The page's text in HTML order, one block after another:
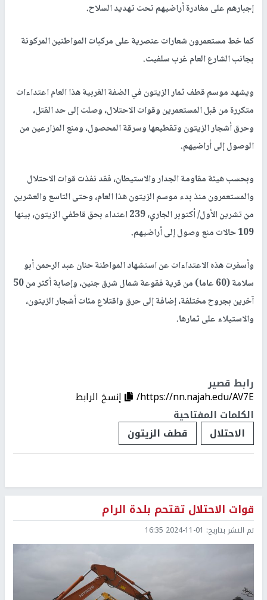
إجبارهم على مغادرة أراضيهم تحت تهديد السلاح.
كما خط مستعمرون شعارات عنصرية على مركبات المواطنين المركونة
بجانب الشارع العام غرب سلفيت.
ويشهد موسم قطف ثمار الزيتون في الضفة الغربية هذا العام اعتداءات
متكررة من قبل المستعمرين وقوات الاحتلال، وصلت إلى حد القتل،
وحرق أشجار الزيتون وتقطيعها وسرقة المحصول، ومنع المزارعين من
الوصول إلى أراضيهم.
وبحسب هيئة مقاومة الجدار والاستيطان، فقد نفذت قوات الاحتلال
والمستعمرون منذ بدء موسم الزيتون هذا العام، وحتى التاسع والعشرين
من تشرين الأول/ أكتوبر الجاري، 239 اعتداء بحق قاطفي الزيتون، بينها
109 حالات منع وصول إلى أراضيهم.
وأسفرت هذه الاعتداءات عن استشهاد المواطنة حنان عبد الرحمن أبو
سلامة (60 عاما) من قرية فقوعة شمال شرق جنين، وإصابة أكثر من 50
آخرين بجروح مختلفة، إضافة إلى حرق واقتلاع مئات أشجار الزيتون،
والاستيلاء على ثمارها.
رابط قصير
https://nn.najah.edu/AV7E/
إنسخ الرابط
الكلمات المفتاحية
الاحتلال
قطف الزيتون
قوات الاحتلال تقتحم بلدة الرام
تم النشر بتاريخ: 2024-11-01 16:35